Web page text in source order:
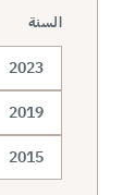
السنة
2023
2019
2015